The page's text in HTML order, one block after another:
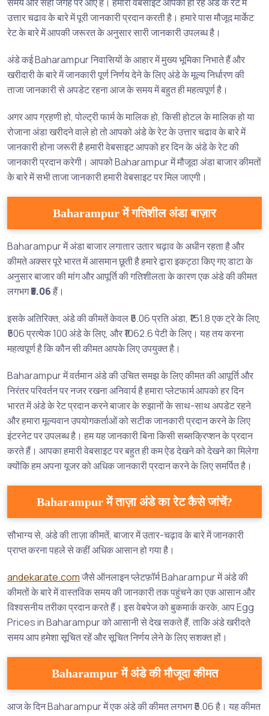
उत्तार चढाव के बारे में पूरी जानकारी प्रदान करती है। हमारे पास मौजूद मार्केट
रेट के बारे में आपकी जरूरत के अनुसार सारी जानकारी उपलब्ध है।
अंडे कई Baharampur निवासियों के आहार में मुख्य भूमिका निभाते हैं और
खरीदारी के बारे में जानकारी पूर्ण निर्णय देने के लिए अंडे के मूल्य निर्धारण की
ताजा जानकारी से अपडेट रहना आज के समय में बहुत ही महत्वपूर्ण है।
अगर आप ग्रहणी हो, पोल्ट्री फार्म के मालिक हो, किसी होटल के मालिक हो या
रोजाना अंडा खरीदने वाले हो तो आपको अंडे के रेट के उत्तार चढाव के बारे में
जानकारी होना जरूरी है हमारी वेबसाइट आपको हर दिन के अंडे के रेट की
जानकारी प्रदान करेगी। आपको Baharampur में मौजूदा अंडा बाजार कीमतों
के बारे में सभी ताजा जानकारी हमारी वेबसाइट पर मिल जाएगी।
Baharampur में गतिशील अंडा बाज़ार
Baharampur में अंडा बाजार लगातार उतार चढ़ाव के अधीन रहता है और
कीमते अक्सर पूरे भारत में आसमान छूती है हमारे द्वारा इकट्ठा किए गए डाटा के
अनुसार बाजार की मांग और आपूर्ति की गतिशीलता के कारण एक अंडे की कीमत
लगभग₹5.06हैं।
इसके अतिरिक्त, अंडे की कीमतें केवल ₹5.06 प्रति अंडा, ₹151.8 एक ट्रे के लिए,
₹506 प्रत्येक 100 अंडे के लिए, और ₹1062.6 पेटी के लिए। यह तय करना
महत्वपूर्ण है कि कौन सी कीमत आपके लिए उपयुक्त है।
Baharampur में वर्तमान अंडे की उचित समझ के लिए कीमत की आपूर्ति और
निरंतर परिवर्तन पर नजर रखना अनिवार्य है हमारा प्लेटफार्म आपको हर दिन
भारत में अंडे के रेट प्रदान करने बाजार के रुझानों के साथ-साथ अपडेट रहने
और हमारा मूल्यवान उपयोगकर्ताओं को सटीक जानकारी प्रदान करने के लिए
इंटरनेट पर उपलब्ध है। हम यह जानकारी बिना किसी सब्सक्रिप्शन के प्रदान
करते हैं। आपका हमारी वेबसाइट पर बहुत ही कम ऐड देखने को देखने का मिलेगा
क्योंकि हम अपना यूजर को अधिक जानकारी प्रदान करने के लिए समर्पित है।
Baharampur में ताज़ा अंडे का रेट कैसे जांचें?
सौभाग्य से, अंडे की ताज़ा कीमतें, बाजार में उतार-चढ़ाव के बारे में जानकारी
प्राप्त करना पहले से कहीं अधिक आसान हो गया है।
andekarate.comजैसे ऑनलाइन प्लेटफ़ॉर्म Baharampur में अंडे की
कीमतों के बारे में वास्तविक समय की जानकारी तक पहुंचने का एक आसान और
विश्वसनीय तरीका प्रदान करते हैं। इस वेबपेज को बुकमार्क करके, आप Egg
Prices in Baharampur को आसानी से देख सकते हैं, ताकि अंडे खरीदते
समय आप हमेशा सूचित रहें और सूचित निर्णय लेने के लिए सशक्त हों।
Baharampur में अंडे की मौजूदा कीमत
आज के दिन Baharampur में एक अंडे की कीमत लगभग ₹5.06 है। यह कीमत